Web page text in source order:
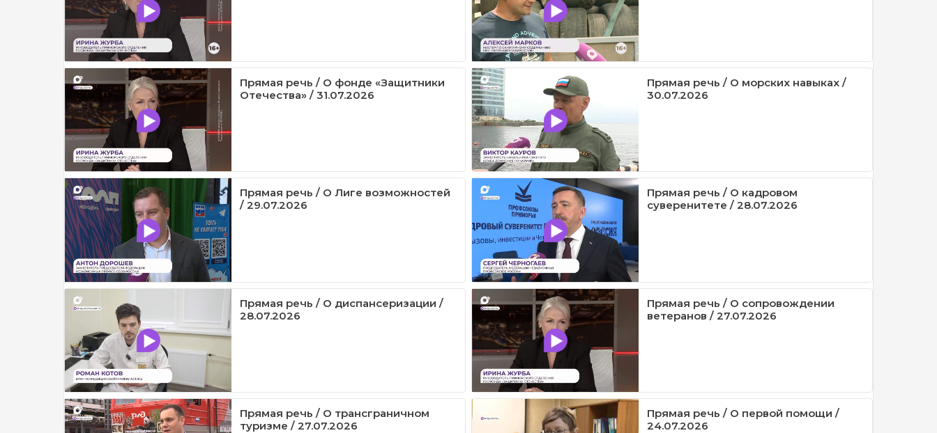
Прямая речь / О фонде «Защитники
Отечества» / 31.07.2026
Прямая речь / О морских навыках /
30.07.2026
Прямая речь / О Лиге возможностей
/ 29.07.2026
Прямая речь / О кадровом
суверенитете / 28.07.2026
Прямая речь / О диспансеризации /
28.07.2026
Прямая речь / О сопровождении
ветеранов / 27.07.2026
Прямая речь / О трансграничном
туризме / 27.07.2026
Прямая речь / О первой помощи /
24.07.2026